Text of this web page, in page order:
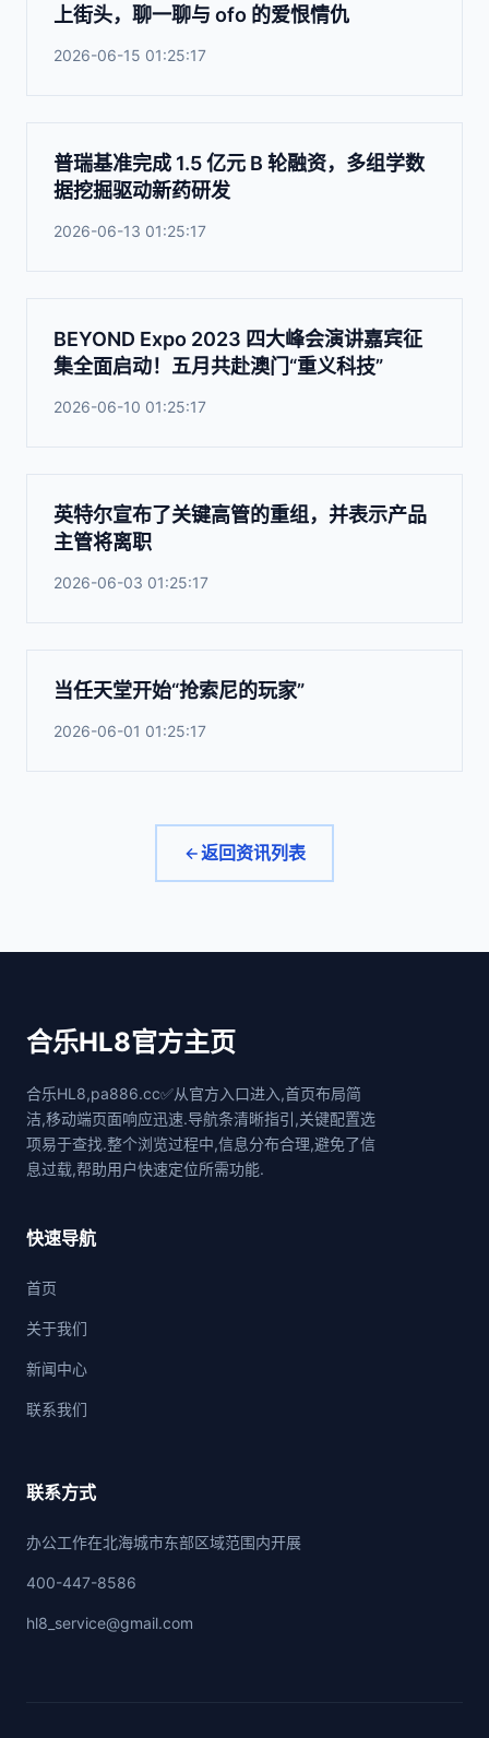
上街头，聊一聊与 ofo 的爱恨情仇
2026-06-15 01:25:17
普瑞基准完成 1.5 亿元 B 轮融资，多组学数
据挖掘驱动新药研发
2026-06-13 01:25:17
BEYOND Expo 2023 四大峰会演讲嘉宾征
集全面启动！五月共赴澳门“重义科技”
2026-06-10 01:25:17
英特尔宣布了关键高管的重组，并表示产品
主管将离职
2026-06-03 01:25:17
当任天堂开始“抢索尼的玩家”
2026-06-01 01:25:17
返回资讯列表
合乐HL8官方主页
合乐HL8,pa886.cc✅从官方入口进入,首页布局简
洁,移动端页面响应迅速.导航条清晰指引,关键配置选
项易于查找.整个浏览过程中,信息分布合理,避免了信
息过载,帮助用户快速定位所需功能.
快速导航
首页
关于我们
新闻中心
联系我们
联系方式
办公工作在北海城市东部区域范围内开展
400-447-8586
hl8_service@gmail.com